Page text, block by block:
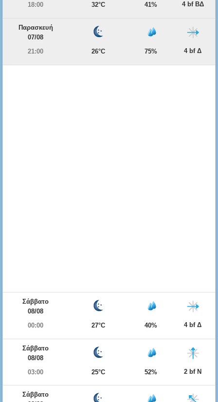
18:00
32°C 41% 4 bf ΒΔ
Παρασκευή
07/08
21:00
26°C 75% 4 bf Δ
Σάββατο
08/08
00:00
27°C 40% 4 bf Δ
Σάββατο
08/08
03:00
25°C 52% 2 bf Ν
Σάββατο